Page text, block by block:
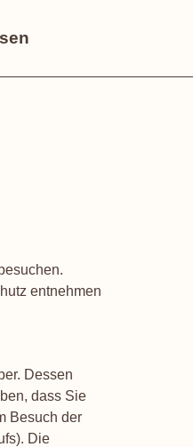
entnehmen
Dessen
dass Sie
Besuch der
Die